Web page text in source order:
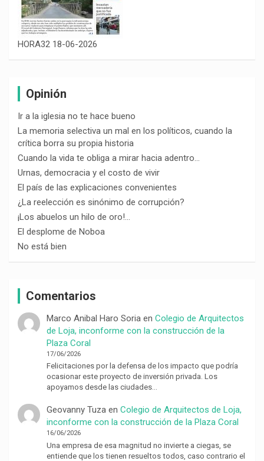
HORA32 18-06-2026
Opinión
Ir a la iglesia no te hace bueno
La memoria selectiva un mal en los políticos, cuando la
crítica borra su propia historia
Cuando la vida te obliga a mirar hacia adentro…
Urnas, democracia y el costo de vivir
El país de las explicaciones convenientes
¿La reelección es sinónimo de corrupción?
¡Los abuelos un hilo de oro!…
El desplome de Noboa
No está bien
Comentarios
Marco Anibal Haro Soriaen Colegio de Arquitectos
de Loja, inconforme con la construcción de la
Plaza Coral
17/06/2026
Felicitaciones por la defensa de los impacto que podría
ocasionar este proyecto de inversión privada. Los
apoyamos desde las ciudades…
Geovanny Tuzaen Colegio de Arquitectos de Loja,
inconforme con la construcción de la Plaza Coral
16/06/2026
Una empresa de esa magnitud no invierte a ciegas, se
entiende que los tienen resueltos todos, caso contrario el